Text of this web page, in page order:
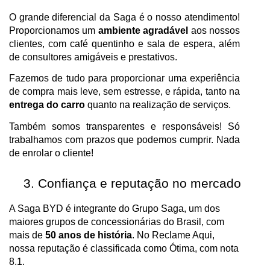
O grande diferencial da Saga é o nosso atendimento!
Proporcionamos um ambiente agradável aos nossos
clientes, com café quentinho e sala de espera, além
de consultores amigáveis e prestativos.
Fazemos de tudo para proporcionar uma experiência
de compra mais leve, sem estresse, e rápida, tanto na
entrega do carro quanto na realização de serviços.
Também somos transparentes e responsáveis! Só
trabalhamos com prazos que podemos cumprir. Nada
de enrolar o cliente!
Confiança e reputação no mercado
A Saga BYD é integrante do Grupo Saga, um dos
maiores grupos de concessionárias do Brasil, com
mais de 50 anos de história. No Reclame Aqui,
nossa reputação é classificada como Ótima, com nota
8.1.